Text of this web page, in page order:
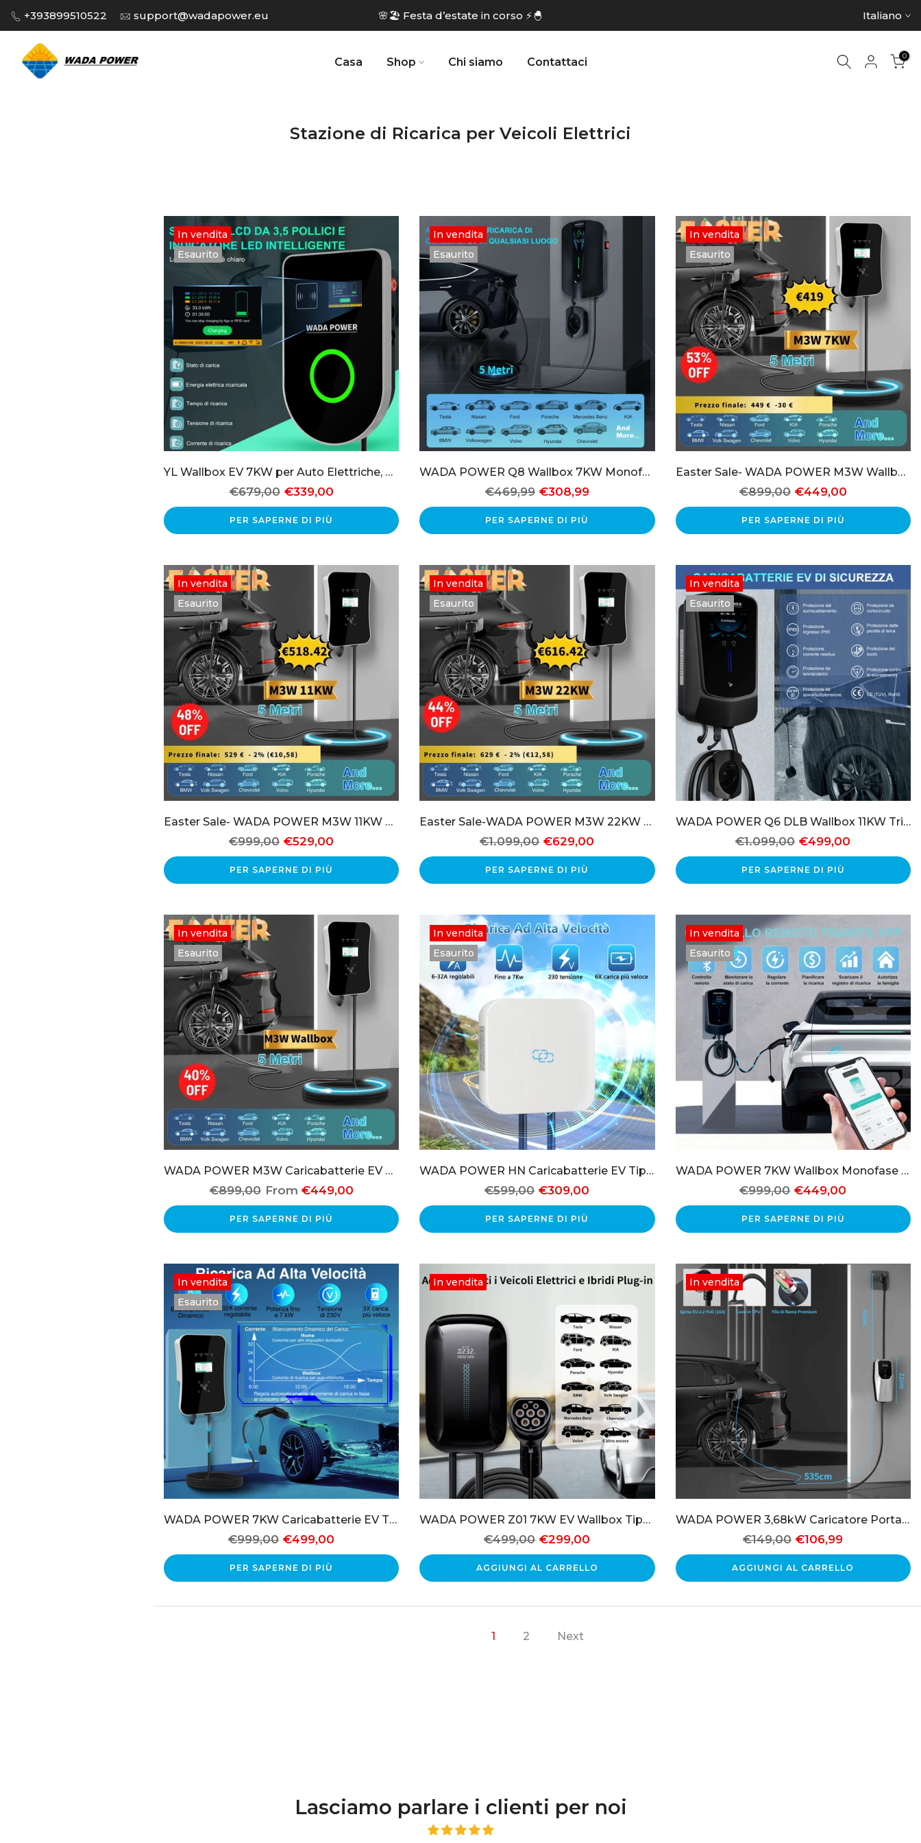
Salta
al
contenuto
+393899510522 support@wadapower.eu 🌸🏖️ Festa d’estate in corso ⚡🐣 Italiano
Casa Shop Chi siamo Contattaci 0
Stazione di Ricarica per Veicoli Elettrici
In vendita
Esaurito
YL Wallbox EV 7KW per Auto Elettriche, Monofase, con Controllo APP e RFID, Schermo LCD | Offerta WADA POWER
€679,00 €339,00
PER SAPERNE DI PIÙ
In vendita
Esaurito
WADA POWER Q8 Wallbox 7KW Monofase, Corrente Regolabile per Auto Elettriche
€469,99 €308,99
PER SAPERNE DI PIÙ
In vendita
Esaurito
Easter Sale- WADA POWER M3W Wallbox 7KW Monofase, Controllo Remoto e Ethernet
€899,00 €449,00
PER SAPERNE DI PIÙ
In vendita
Esaurito
Easter Sale- WADA POWER M3W 11KW Caricabatterie EV Tipo 2 Wallbox Trifase Controllo remoto Ethernet
€999,00 €529,00
PER SAPERNE DI PIÙ
In vendita
Esaurito
Easter Sale-WADA POWER M3W 22KW Caricabatterie EV Tipo 2 Wallbox Trifase Corrente regolabile
€1.099,00 €629,00
PER SAPERNE DI PIÙ
In vendita
Esaurito
WADA POWER Q6 DLB Wallbox 11KW Trifase con Bilanciamento Dinamico
€1.099,00 €499,00
PER SAPERNE DI PIÙ
In vendita
Esaurito
WADA POWER M3W Caricabatterie EV Tipo 2 Wallbox
€899,00 From €449,00
PER SAPERNE DI PIÙ
In vendita
Esaurito
WADA POWER HN Caricabatterie EV Tipo 2 Wallbox 7KW Monofase
€599,00 €309,00
PER SAPERNE DI PIÙ
In vendita
Esaurito
WADA POWER 7KW Wallbox Monofase con Bilanciamento Dinamico
€999,00 €449,00
PER SAPERNE DI PIÙ
In vendita
Esaurito
WADA POWER 7KW Caricabatterie EV Tipo 2 Wallbox Monofase con Bilanciamento Dinamico
€999,00 €499,00
PER SAPERNE DI PIÙ
In vendita
WADA POWER Z01 7KW EV Wallbox Tipo 2 Monofase
€499,00 €299,00
AGGIUNGI AL CARRELLO
In vendita
WADA POWER 3,68kW Caricatore Portatile EV Tipo 2 con Cavo 6M e Spina Schuko
€149,00 €106,99
AGGIUNGI AL CARRELLO
1 2 Next
Lasciamo parlare i clienti per noi